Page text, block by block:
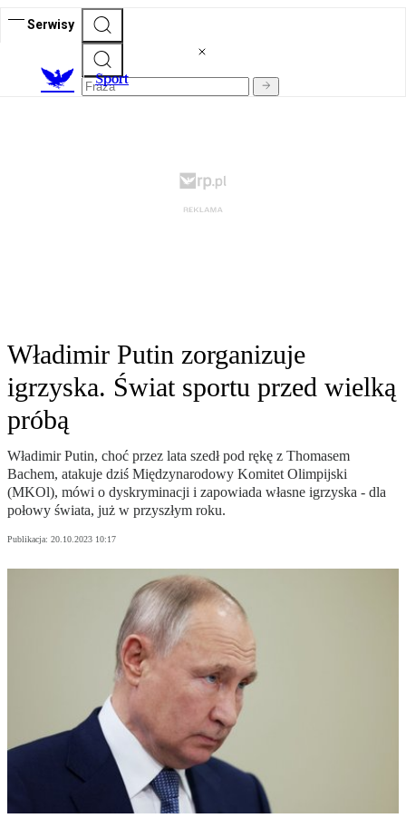
Serwisy
Sport
Władimir Putin zorganizuje
igrzyska. Świat sportu przed wielką
próbą
Władimir Putin, choć przez lata szedł pod rękę z Thomasem
Bachem, atakuje dziś Międzynarodowy Komitet Olimpijski
(MKOl), mówi o dyskryminacji i zapowiada własne igrzyska - dla
połowy świata, już w przyszłym roku.
Publikacja: 20.10.2023 10:17